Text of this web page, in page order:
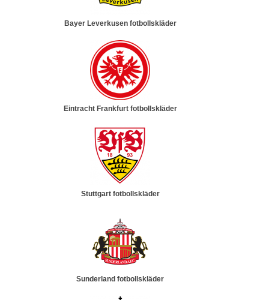
Bayer Leverkusen fotbollskläder
Eintracht Frankfurt fotbollskläder
Stuttgart fotbollskläder
Sunderland fotbollskläder